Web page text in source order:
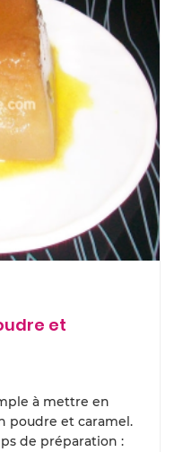
et
à mettre en
poudre et caramel.
de préparation :